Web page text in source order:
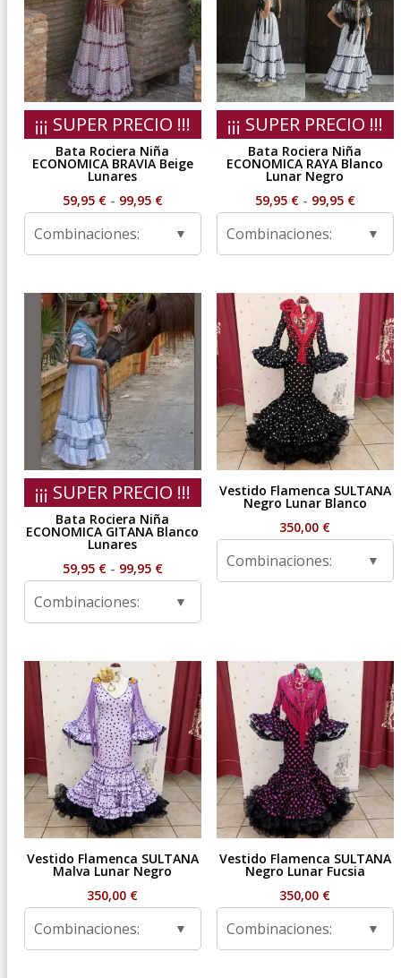
¡¡¡ SUPER PRECIO !!!
Bata Rociera Niña
ECONOMICA BRAVIA Beige
Lunares
59,95 € - 99,95 €Rango
59,95 €
99,95 €
Combinaciones:
¡¡¡ SUPER PRECIO !!!
Bata Rociera Niña
ECONOMICA RAYA Blanco
Lunar Negro
59,95 € - 99,95 €Rango
59,95 €
hasta
99,95 €
Combinaciones:
¡¡¡ SUPER PRECIO !!!
Bata Rociera Niña
ECONOMICA GITANA Blanco
Lunares
59,95 € - 99,95 €Rango
59,95 €
hasta
99,95 €
Combinaciones:
Vestido Flamenca SULTANA
Negro Lunar Blanco
350,00 €
Combinaciones:
Vestido Flamenca SULTANA
Malva Lunar Negro
350,00 €
Combinaciones:
Vestido Flamenca SULTANA
Negro Lunar Fucsia
350,00 €
Combinaciones: